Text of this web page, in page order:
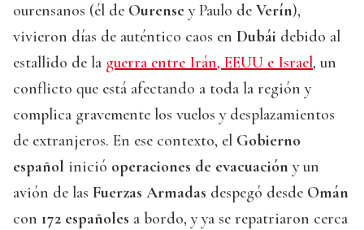
ourensanos (él de Ourense y Paulo de Verín),
vivieron días de auténtico caos en Dubái debido al
estallido de la guerra entre Irán, EEUU e Israel, un
conflicto que está afectando a toda la región y
complica gravemente los vuelos y desplazamientos
de extranjeros. En ese contexto, el Gobierno
español inició operaciones de evacuación y un
avión de las Fuerzas Armadas despegó desde Omán
con 172 españoles a bordo, y ya se repatriaron cerca